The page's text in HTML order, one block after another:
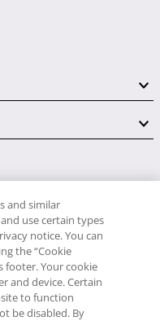
NOSOTROS
and similar
use certain types
notice. You can
the “Cookie
footer. Your cookie
and device. Certain
to function
be disabled. By